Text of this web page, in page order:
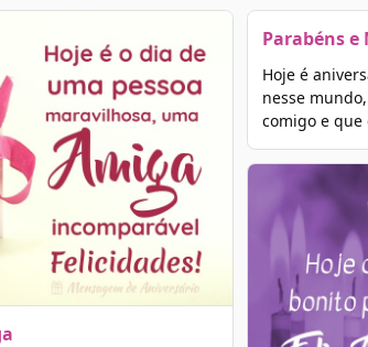
Parabéns
Hoje é
nesse
comigo e que